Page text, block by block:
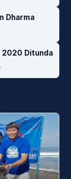
Dharma
2020 Ditunda